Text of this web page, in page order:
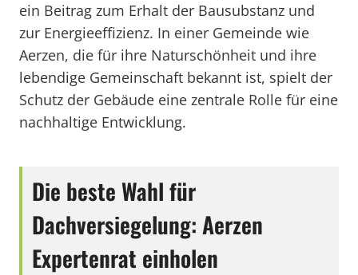
ein Beitrag zum Erhalt der Bausubstanz und
zur Energieeffizienz. In einer Gemeinde wie
Aerzen, die für ihre Naturschönheit und ihre
lebendige Gemeinschaft bekannt ist, spielt der
Schutz der Gebäude eine zentrale Rolle für eine
nachhaltige Entwicklung.
Die beste Wahl für
Dachversiegelung: Aerzen
Expertenrat einholen